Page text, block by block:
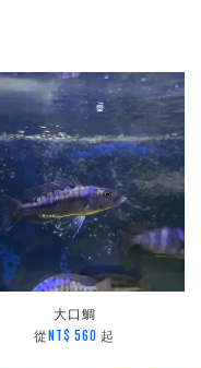
大口鯛
從 NT$ 560 起